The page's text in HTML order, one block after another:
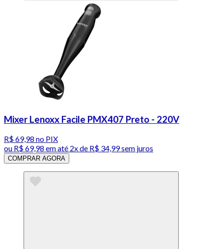
Mixer Lenoxx Facile PMX407 Preto - 220V
R$ 69,98 no PIX
ou R$ 69,98 em até 2x de R$ 34,99 sem juros
COMPRAR AGORA